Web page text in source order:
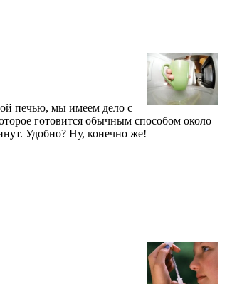
печью, мы имеем дело с
готовится обычным способом около
Удобно? Ну, конечно же!